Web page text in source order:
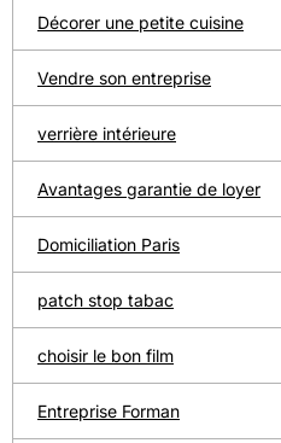
Décorer une petite cuisine
Vendre son entreprise
verrière intérieure
Avantages garantie de loyer
Domiciliation Paris
patch stop tabac
choisir le bon film
Entreprise Forman